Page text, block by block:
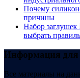
Почему
причины
Набор
выбрать
Информация для
Все материалы на